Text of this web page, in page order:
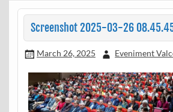
Screenshot 2025-03-26
March 26, 2025 Eveniment